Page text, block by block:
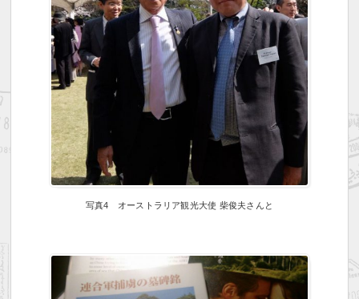
写真4 オーストラリア観光大使 柴俊夫さんと